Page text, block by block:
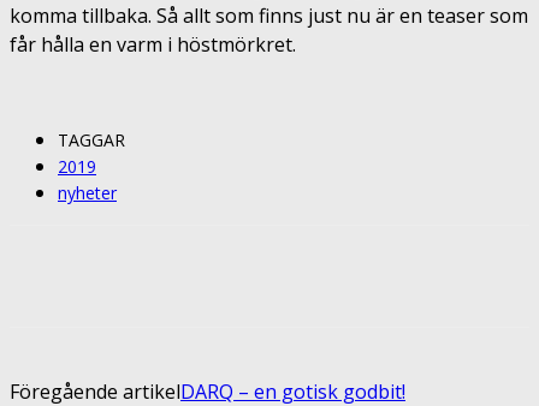
komma tillbaka. Så allt som finns just nu är en teaser som
får hålla en varm i höstmörkret.
TAGGAR
2019
nyheter
Föregående artikelDARQ – en gotisk godbit!